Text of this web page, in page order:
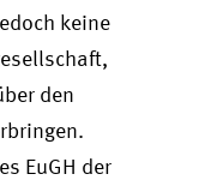
keine
den
EuGH der